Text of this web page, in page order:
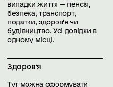
випадки життя — пенсія,
безпека, транспорт,
податки, здоров’я чи
будівництво. Усі довідки в
одному місці.
Здоров’я
Тут можна сформувати